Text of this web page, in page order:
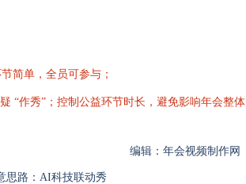
简单，全员可参与；
“作秀”；控制公益环节时长，避免影响年会整体
编辑：年会视频制作网
思路：AI科技联动秀